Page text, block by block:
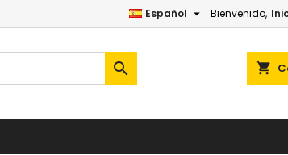
Bienvenido,
Español 
shopping_cart
